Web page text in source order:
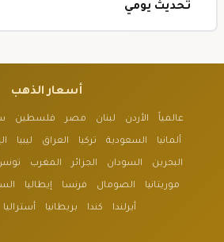
تحديث يومي
أسعار الذهب
عالمياً الأردن لبنان مصر فلسطين
ألمانيا السعودية تركيا العراق ليبيا
البحرين السودان الجزائر المغرب
موريتانيا الصومال فرنسا إيطاليا
أيرلندا كندا بريطانيا أستراليا